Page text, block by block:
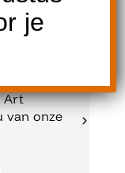
voor
Art
van onze
je